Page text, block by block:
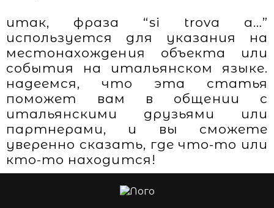
итак, фраза “si trova a…”
используется для указания на
местонахождения объекта или
события на итальянском языке.
надеемся, что эта статья
поможет вам в общении с
итальянскими друзьями или
партнерами, и вы сможете
уверенно сказать, где что-то или
кто-то находится!